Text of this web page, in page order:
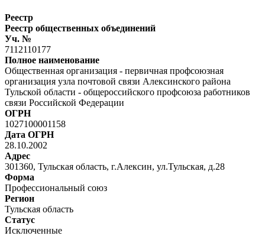
Реестр
Реестр общественных объединений
Уч. №
7112110177
Полное наименование
Общественная организация - первичная профсоюзная
организация узла почтовой связи Алексинского района
Тульской области - общероссийского профсоюза работников
связи Российской Федерации
ОГРН
1027100001158
Дата ОГРН
28.10.2002
Адрес
301360, Тульская область, г.Алексин, ул.Тульская, д.28
Форма
Профессиональный союз
Регион
Тульская область
Статус
Исключенные